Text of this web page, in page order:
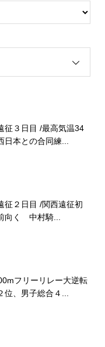
征３日目 /最高気温34
本との合同練...
征２日目 /関西遠征初
向く 中村騎...
フリーリレー大逆転
、男子総合４...